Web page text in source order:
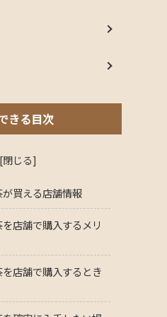
きる目次
買える店舗情報
店舗で購入するメリ
店舗で購入するとき